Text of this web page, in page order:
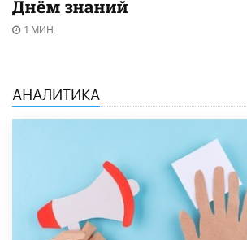
Днём знаний
1 МИН.
АНАЛИТИКА